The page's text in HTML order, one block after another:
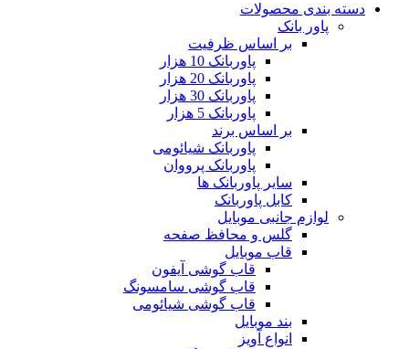
دسته بندی محصولات
پاور بانک
بر اساس ظرفیت
پاوربانک 10 هزار
پاوربانک 20 هزار
پاوربانک 30 هزار
پاوربانک 5 هزار
بر اساس برند
پاوربانک شیائومی
پاوربانک پرووان
سایر پاوربانک ها
کابل پاوربانک
لوازم جانبی موبایل
گلس و محافظ صفحه
قاب موبایل
قاب گوشی آیفون
قاب گوشی سامسونگ
قاب گوشی شیائومی
بند موبایل
انواع آویز